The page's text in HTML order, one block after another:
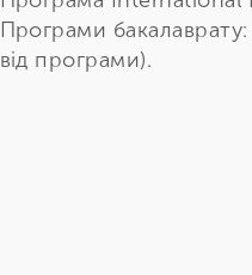
Програми
від програми).